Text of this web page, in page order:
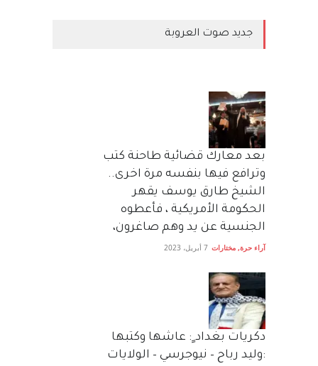
جديد صوت العروبة
بعد معارك قضائية طاحنة كتب
وترافع فيها بنفسه مرة اخرى..
الشيخ طارق يوسف يقهر
الحكومة الأمريكية ، فأعطوه
الجنسية عن يد وهم صاغرون،
آراء حرة, مختارات 7 أبريل، 2023
دكريات بغداد ٍ: عاشها وكتبها
:وليد رباح – نيوجرسي – الولايات